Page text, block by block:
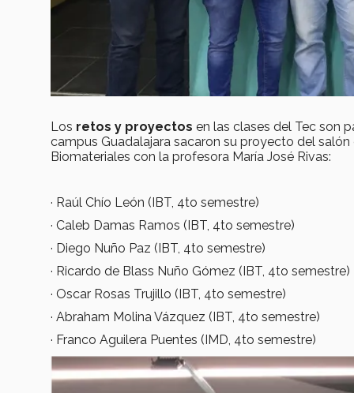
Los retos y proyectos en las clases del Tec son
campus Guadalajara sacaron su proyecto del
Biomateriales con la profesora María José Rivas:
· Raúl Chío León (IBT, 4to semestre)
· Caleb Damas Ramos (IBT, 4to semestre)
· Diego Nuño Paz (IBT, 4to semestre)
· Ricardo de Blass Nuño Gómez (IBT, 4to semestre)
· Oscar Rosas Trujillo (IBT, 4to semestre)
· Abraham Molina Vázquez (IBT, 4to semestre)
· Franco Aguilera Puentes (IMD, 4to semestre)